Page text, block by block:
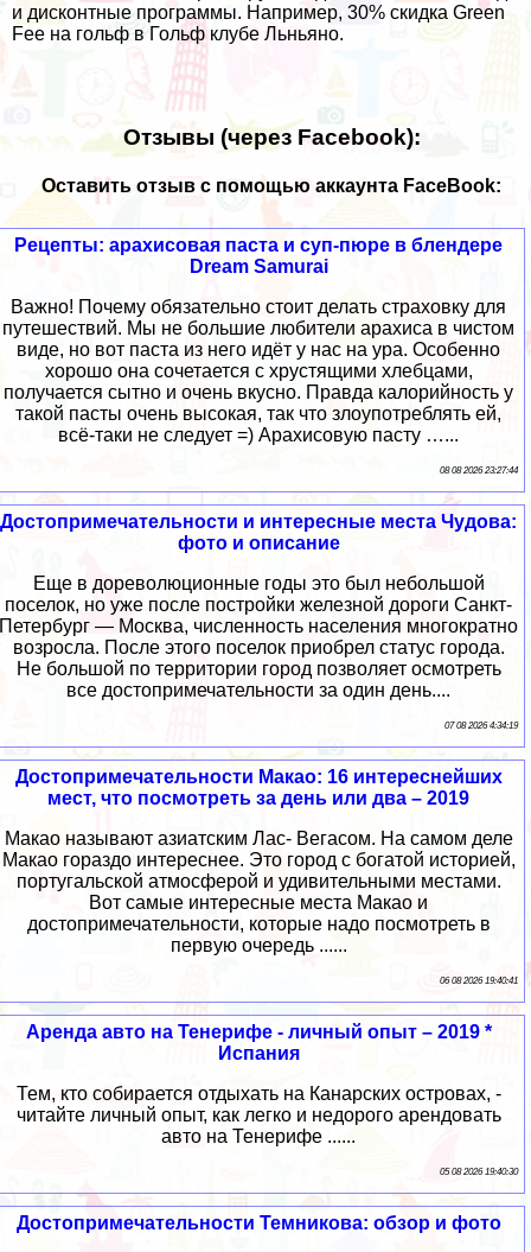
и дисконтные программы. Например, 30% скидка Green
Fee на гольф в Гольф клубе Льньяно.
Отзывы (через Facebook):
Оставить отзыв с помощью аккаунта FaceBook:
Рецепты: арахисовая паста и суп-пюре в блендере
Dream Samurai
Важно! Почему обязательно стоит делать страховку для
путешествий. Мы не большие любители арахиса в чистом
виде, но вот паста из него идёт у нас на ура. Особенно
хорошо она сочетается с хрустящими хлебцами,
получается сытно и очень вкусно. Правда калорийность у
такой пасты очень высокая, так что злоупотреблять ей,
всё-таки не следует =) Арахисовую пасту …...
08 08 2026 23:27:44
Достопримечательности и интересные места Чудова:
фото и описание
Еще в дореволюционные годы это был небольшой
поселок, но уже после постройки железной дороги Санкт-
Петербург — Москва, численность населения многократно
возросла. После этого поселок приобрел статус города.
Не большой по территории город позволяет осмотреть
все достопримечательности за один день....
07 08 2026 4:34:19
Достопримечательности Макао: 16 интереснейших
мест, что посмотреть за день или два – 2019
Макао называют азиатским Лас- Вегасом. На самом деле
Макао гораздо интереснее. Это город с богатой историей,
португальской атмосферой и удивительными местами.
Вот самые интересные места Макао и
достопримечательности, которые надо посмотреть в
первую очередь ......
06 08 2026 19:40:41
Аренда авто на Тенерифе - личный опыт – 2019 *
Испания
Тем, кто собирается отдыхать на Канарских островах, -
читайте личный опыт, как легко и недорого арендовать
авто на Тенерифе ......
05 08 2026 19:40:30
Достопримечательности Темникова: обзор и фото